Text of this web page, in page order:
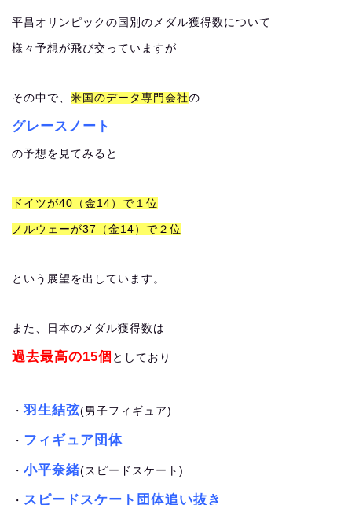
平昌オリンピックの国別のメダル獲得数について
様々予想が飛び交っていますが
その中で、 米国のデータ専門会社の
グレースノート
の予想を見てみると
ドイツが40（金14）で１位
ノルウェーが37（金14）で２位
という展望を出しています。
また、日本のメダル獲得数は
過去最高の15個 としており
・ 羽生結弦(男子フィギュア)
・ フィギュア団体
・ 小平奈緒(スピードスケート)
・ スピードスケート団体追い抜き